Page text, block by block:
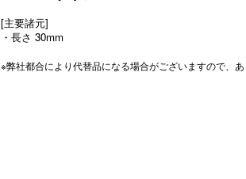
[主要諸元]
・長さ 30mm
※弊社都合により代替品になる場合がございますので、あ